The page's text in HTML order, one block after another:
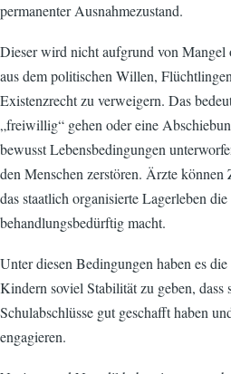
permanenter Ausnahmezustand.
Dieser wird nicht aufgrund von Mangel
aus dem politischen Willen,
Existenzrecht zu verweigern. Das
„freiwillig“ gehen oder eine
bewusst Lebensbedingungen
den Menschen zerstören. Ärzte
das staatlich organisierte Lagerleben
behandlungsbedürftig macht.
Unter diesen Bedingungen haben es
Kindern soviel Stabilität zu geben, dass
Schulabschlüsse gut geschafft haben
engagieren.